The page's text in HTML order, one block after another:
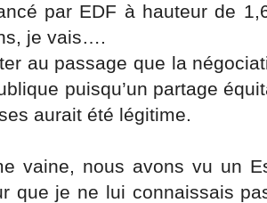
par EDF à hauteur de
je vais….
au passage que la
puisqu’un partage
aurait été légitime.
vaine, nous avons vu un
que je ne lui connaissais